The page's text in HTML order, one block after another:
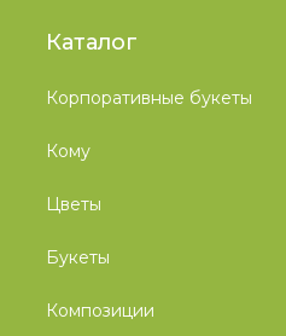
Каталог
Корпоративные букеты
Кому
Цветы
Букеты
Композиции